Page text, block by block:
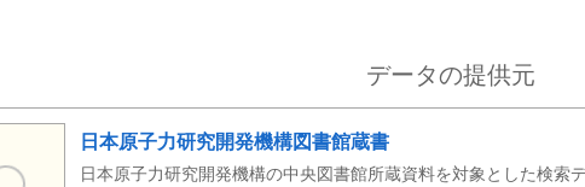
データの提供元
日本原子力研究開発機構図書館蔵書
日本原子力研究開発機構の中央図書館所蔵資料を対象とした検索